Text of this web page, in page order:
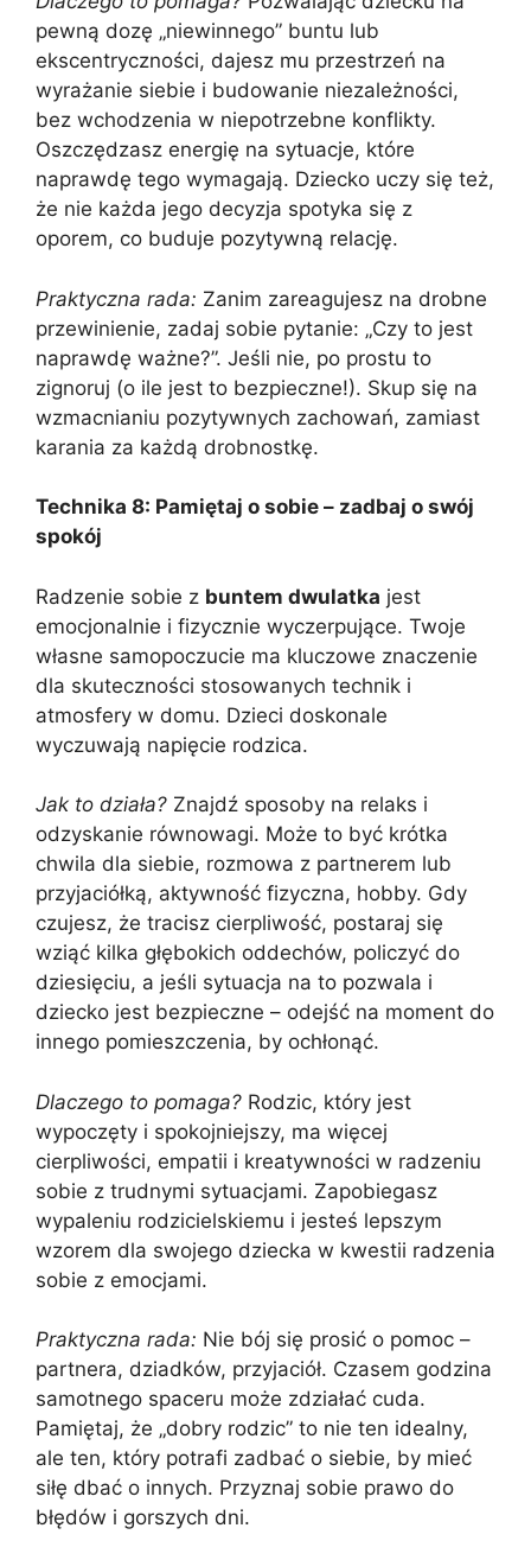
pewną dozę „niewinnego” buntu lub
ekscentryczności, dajesz mu przestrzeń na
wyrażanie siebie i budowanie niezależności,
bez wchodzenia w niepotrzebne konflikty.
Oszczędzasz energię na sytuacje, które
naprawdę tego wymagają. Dziecko uczy się też,
że nie każda jego decyzja spotyka się z
oporem, co buduje pozytywną relację.
Praktyczna rada: Zanim zareagujesz na drobne
przewinienie, zadaj sobie pytanie: „Czy to jest
naprawdę ważne?”. Jeśli nie, po prostu to
zignoruj (o ile jest to bezpieczne!). Skup się na
wzmacnianiu pozytywnych zachowań, zamiast
karania za każdą drobnostkę.
Technika 8: Pamiętaj o sobie – zadbaj o swój
spokój
Radzenie sobie z buntem dwulatka jest
emocjonalnie i fizycznie wyczerpujące. Twoje
własne samopoczucie ma kluczowe znaczenie
dla skuteczności stosowanych technik i
atmosfery w domu. Dzieci doskonale
wyczuwają napięcie rodzica.
Jak to działa? Znajdź sposoby na relaks i
odzyskanie równowagi. Może to być krótka
chwila dla siebie, rozmowa z partnerem lub
przyjaciółką, aktywność fizyczna, hobby. Gdy
czujesz, że tracisz cierpliwość, postaraj się
wziąć kilka głębokich oddechów, policzyć do
dziesięciu, a jeśli sytuacja na to pozwala i
dziecko jest bezpieczne – odejść na moment do
innego pomieszczenia, by ochłonąć.
Dlaczego to pomaga? Rodzic, który jest
wypoczęty i spokojniejszy, ma więcej
cierpliwości, empatii i kreatywności w radzeniu
sobie z trudnymi sytuacjami. Zapobiegasz
wypaleniu rodzicielskiemu i jesteś lepszym
wzorem dla swojego dziecka w kwestii radzenia
sobie z emocjami.
Praktyczna rada: Nie bój się prosić o pomoc –
partnera, dziadków, przyjaciół. Czasem godzina
samotnego spaceru może zdziałać cuda.
Pamiętaj, że „dobry rodzic” to nie ten idealny,
ale ten, który potrafi zadbać o siebie, by mieć
siłę dbać o innych. Przyznaj sobie prawo do
błędów i gorszych dni.